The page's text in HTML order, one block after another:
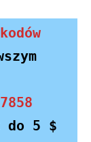
kodów
do 5 $